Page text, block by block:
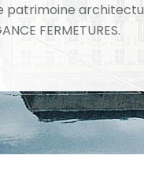
patrimoine
FERMETURES.